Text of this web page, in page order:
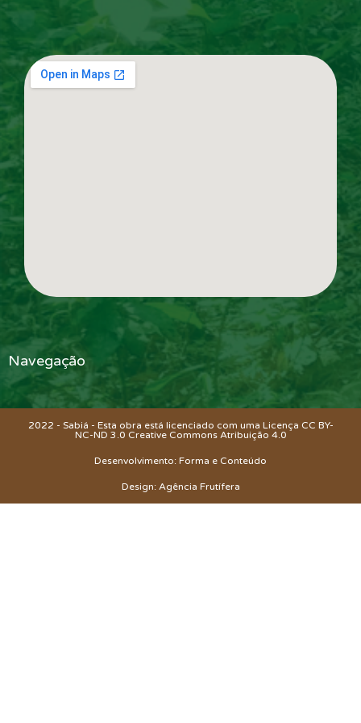
Navegação
2022 - Sabiá - Esta obra está licenciado com uma Licença CC BY-
NC-ND 3.0 Creative Commons Atribuição 4.0
Desenvolvimento: Forma e Conteúdo
Design: Agência Frutífera